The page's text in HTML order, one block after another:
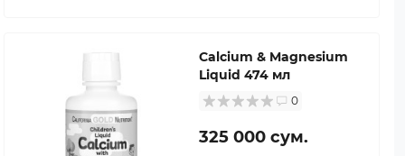
Calcium & Magnesium
Liquid 474 мл
0
325 000 сум.